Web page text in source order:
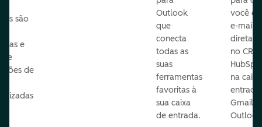
são
e
de
Outlook
que
conecta
todas as
suas
ferramentas
favoritas à
sua caixa
de entrada.
você
e-mails
no
na
Gmail